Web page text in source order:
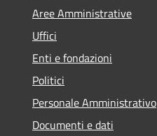
Aree Amministrative
Uffici
Enti e fondazioni
Politici
Personale Amministrativo
Documenti e dati